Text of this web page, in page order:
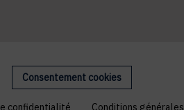
Consentement cookies
confidentialité Conditions générales